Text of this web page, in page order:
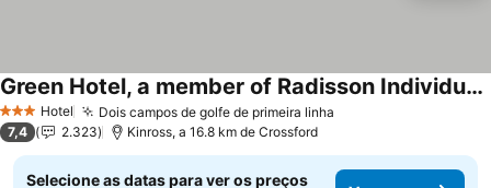
3 EstrelasHotel Dois campos de golfe de primeira linha
Green Hotel, a member of Radisson Individuals
Ver preços
7,4 2.323 Kinross, a 16.8 km de Crossford
Selecione as datas para ver os preços